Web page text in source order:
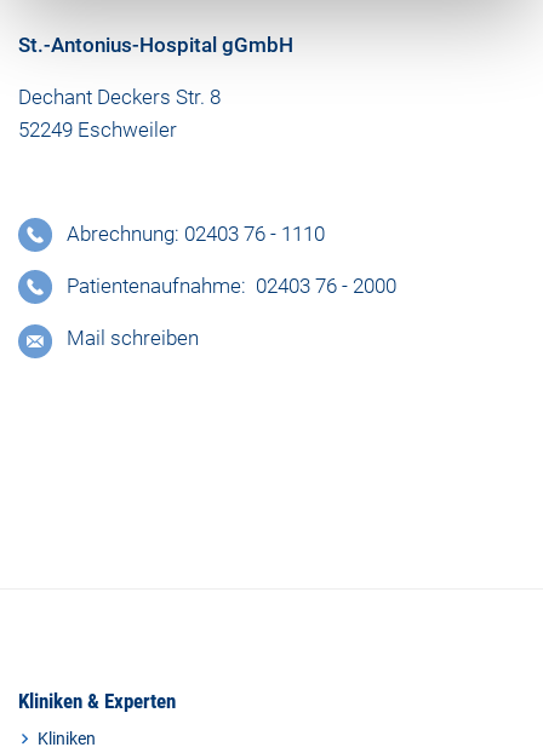
St.-Antonius-Hospital gGmbH
Dechant Deckers Str. 8
52249 Eschweiler
Abrechnung: 02403 76 - 1110
Patientenaufnahme: 02403 76 - 2000
Mail schreiben
Kliniken & Experten
Kliniken